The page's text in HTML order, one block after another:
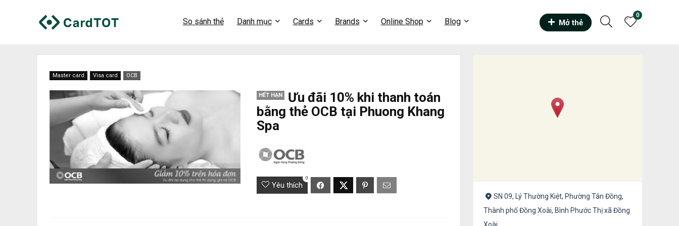
So sánh thẻ Danh mục Cards Brands Online Shop Blog Mở thẻ
0
Master card Visa card OCB
HẾT HẠN
Ưu đãi 10% khi thanh toán
bằng thẻ OCB tại Phuong Khang
Spa
Yêu thích
0
SN 09, Lý Thường Kiệt, Phường Tân Đồng,
Thành phố Đồng Xoài, Bình Phước Thị xã Đồng